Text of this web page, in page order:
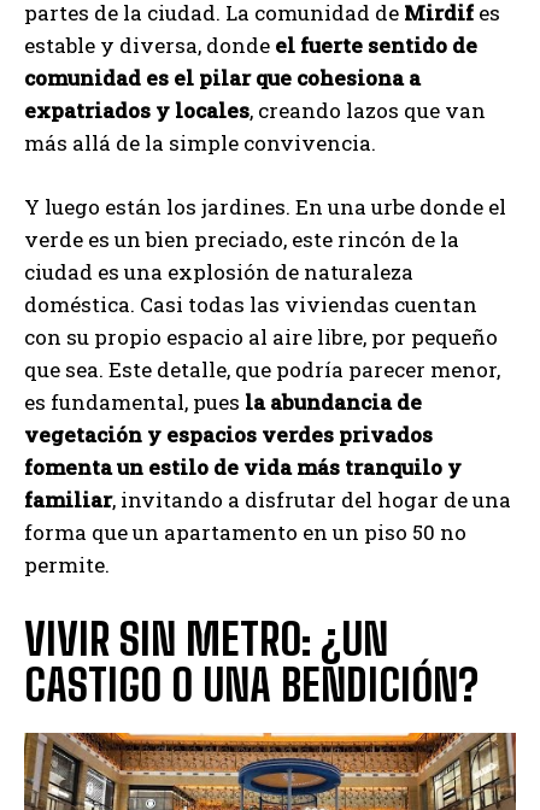
partes de la ciudad. La comunidad de Mirdif es
estable y diversa, donde el fuerte sentido de
comunidad es el pilar que cohesiona a
expatriados y locales, creando lazos que van
más allá de la simple convivencia.
Y luego están los jardines. En una urbe donde el
verde es un bien preciado, este rincón de la
ciudad es una explosión de naturaleza
doméstica. Casi todas las viviendas cuentan
con su propio espacio al aire libre, por pequeño
que sea. Este detalle, que podría parecer menor,
es fundamental, pues la abundancia de
vegetación y espacios verdes privados
fomenta un estilo de vida más tranquilo y
familiar, invitando a disfrutar del hogar de una
forma que un apartamento en un piso 50 no
permite.
VIVIR SIN METRO: ¿UN
CASTIGO O UNA BENDICIÓN?